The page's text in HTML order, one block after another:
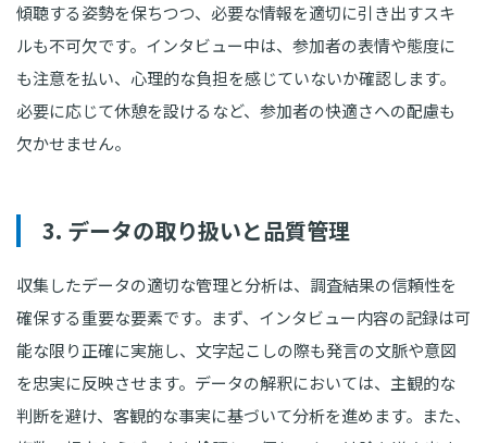
傾聴する姿勢を保ちつつ、必要な情報を適切に引き出すスキ
ルも不可欠です。インタビュー中は、参加者の表情や態度に
も注意を払い、心理的な負担を感じていないか確認します。
必要に応じて休憩を設けるなど、参加者の快適さへの配慮も
欠かせません。
3. データの取り扱いと品質管理
収集したデータの適切な管理と分析は、調査結果の信頼性を
確保する重要な要素です。まず、インタビュー内容の記録は可
能な限り正確に実施し、文字起こしの際も発言の文脈や意図
を忠実に反映させます。データの解釈においては、主観的な
判断を避け、客観的な事実に基づいて分析を進めます。また、